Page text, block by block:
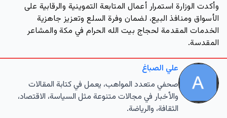
وأكدت الوزارة استمرار أعمال المتابعة التموينية والرقابية على
الأسواق ومنافذ البيع، لضمان وفرة السلع وتعزيز جاهزية
الخدمات المقدمة لحجاج بيت الله الحرام في مكة والمشاعر
المقدسة.
علي الصباغ
صحفي متعدد المواهب، يعمل في كتابة المقالات
والأخبار في مجالات متنوعة مثل السياسة، الاقتصاد،
الثقافة، والرياضة.